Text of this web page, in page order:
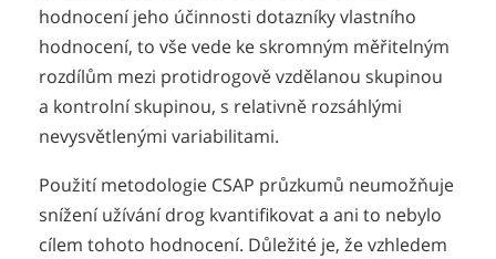
hodnocení jeho účinnosti dotazníky vlastního
hodnocení, to vše vede ke skromným měřitelným
rozdílům mezi protidrogově vzdělanou skupinou
a kontrolní skupinou, s relativně rozsáhlými
nevysvětlenými variabilitami.
Použití metodologie CSAP průzkumů neumožňuje
snížení užívání drog kvantifikovat a ani to nebylo
cílem tohoto hodnocení. Důležité je, že vzhledem